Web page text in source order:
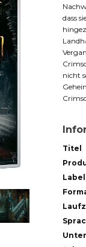
dass
nicht
Titel
Label